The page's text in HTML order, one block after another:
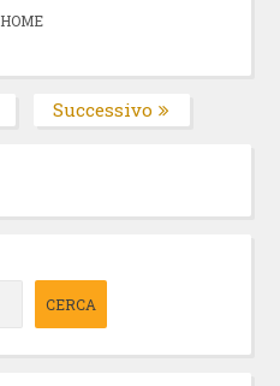
HOME
PaginaSuccessivo
CERCA